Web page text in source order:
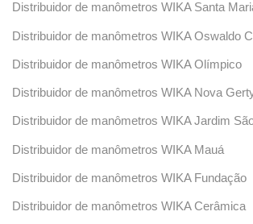
Distribuidor de manômetros WIKA Santa
Distribuidor de manômetros WIKA Oswaldo
Distribuidor de manômetros WIKA Olímpico
Distribuidor de manômetros WIKA Nova
Distribuidor de manômetros WIKA Jardim
Distribuidor de manômetros WIKA Mauá
Distribuidor de manômetros WIKA Fundação
Distribuidor de manômetros WIKA Cerâmica